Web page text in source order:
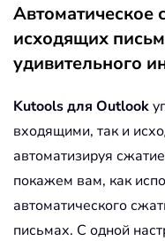
Автоматическое
исходящих
удивительного
Kutools для Outlook
входящими, так и
автоматизируя
покажем вам, как
автоматического
письмах. С одной